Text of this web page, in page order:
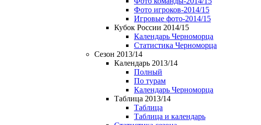
Фото игроков-2014/15
Игровые фото-2014/15
Кубок России 2014/15
Календарь Черноморца
Статистика Черноморца
Сезон 2013/14
Календарь 2013/14
Полный
По турам
Календарь Черноморца
Таблица 2013/14
Таблица
Таблица и календарь